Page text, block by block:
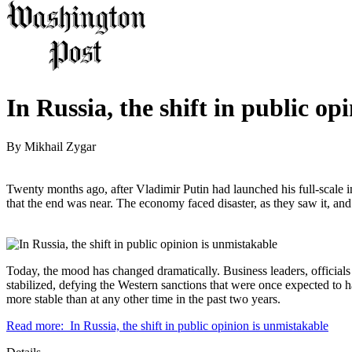
In Russia, the shift in public
By Mikhail Zygar
Twenty months ago, after Vladimir Putin had launched his full-
that the end was near. The economy faced disaster, as they saw it,
Today, the mood has changed dramatically. Business leaders,
stabilized, defying the Western sanctions that were once expected to
more stable than at any other time in the past two years.
Read more: In Russia, the shift in public opinion is unmistakable